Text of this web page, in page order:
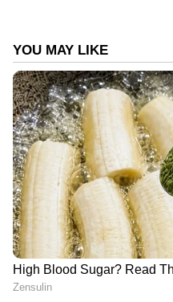
WDWeb Desk
Follow Us